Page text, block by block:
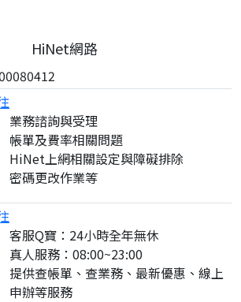
HiNet網路
業務諮詢與受理
帳單及費率相關問題
HiNet上網相關設定與障礙排除
密碼更改作業等
客服Q寶：24小時全年無休
真人服務：08:00~23:00
提供查帳單、查業務、最新優惠、線上
申辦等服務